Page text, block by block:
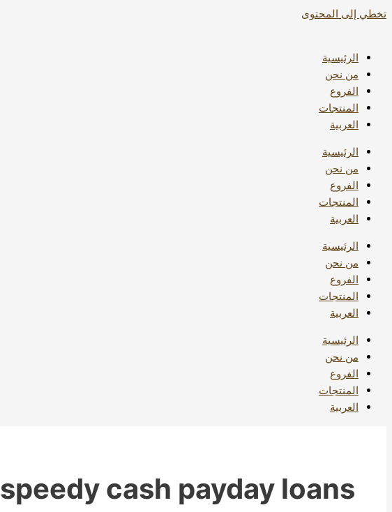
تخطي إلى المحتوى
الرئيسية
من نحن
الفروع
المنتجات
العربية
الرئيسية
من نحن
الفروع
المنتجات
العربية
الرئيسية
من نحن
الفروع
المنتجات
العربية
الرئيسية
من نحن
الفروع
المنتجات
العربية
speedy cash payday loans